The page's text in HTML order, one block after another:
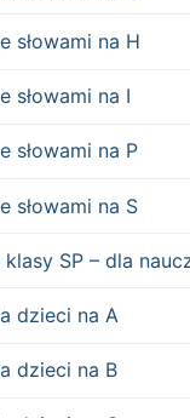
słowami na H
słowami na I
słowami na P
słowami na S
SP – dla
dzieci na A
dzieci na B